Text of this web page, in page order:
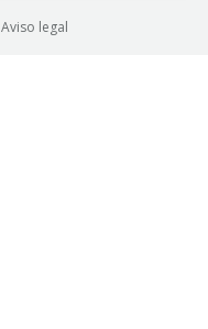
Aviso legal